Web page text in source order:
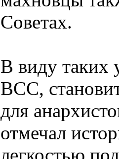
Советах.
В виду таких
ВСС,
для
отмечал
легкостью